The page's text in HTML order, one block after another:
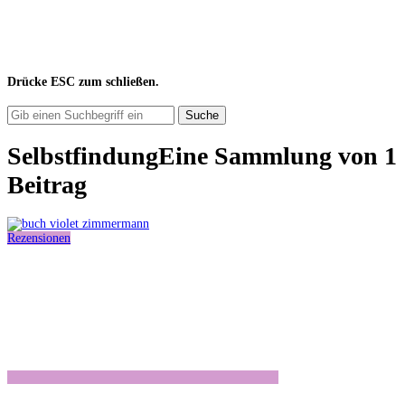
Drücke ESC zum schließen.
Suche
SelbstfindungEine Sammlung von 1
Beitrag
Rezensionen